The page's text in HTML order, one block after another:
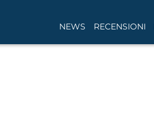
NEWS RECENSIONI